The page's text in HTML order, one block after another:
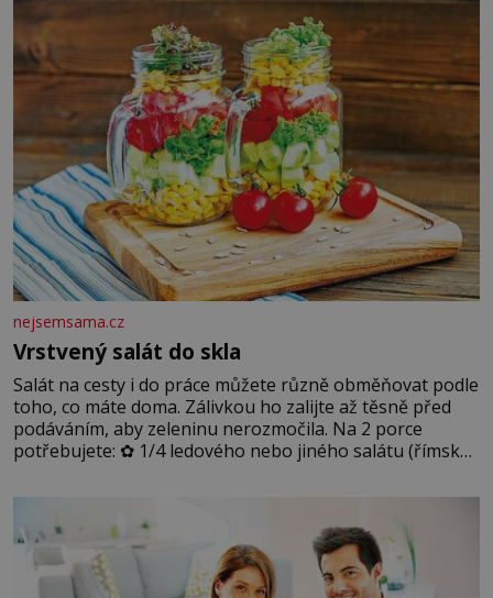
dobře zachovalá, přičítají odborníci zdejším klimatickým
podmínkám. Sucho, prosolené písky a extrémně
nejsemsama.cz
Vrstvený salát do skla
Salát na cesty i do práce můžete různě obměňovat podle
toho, co máte doma. Zálivkou ho zalijte až těsně před
podáváním, aby zeleninu nerozmočila. Na 2 porce
potřebujete: ✿ 1/4 ledového nebo jiného salátu (římský
okurky ✿ 2 rajčata Zálivka: ✿ 4 lžíce olivového oleje ✿ 1
lžíci citronové šťávy ✿ ½ stroužku